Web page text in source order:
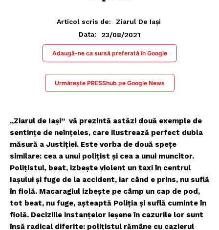
Articol scris de:
Ziarul De Iași
Data:
23/08/2021
Adaugă-ne ca sursă preferată în Google
Urmărește PRESShub pe Google News
„Ziarul de Iaşi” vă prezintă astăzi două exemple de
sentinţe de neînţeles, care ilustrează perfect dubla
măsură a Justiţiei. Este vorba de două speţe
similare: cea a unui poliţist şi cea a unui muncitor.
Poliţistul, beat, izbeşte violent un taxi în centrul
Iaşului şi fuge de la accident, iar când e prins, nu suflă
în fiolă. Macaragiul izbeşte pe câmp un cap de pod,
tot beat, nu fuge, aşteaptă Poliţia şi suflă cuminte în
fiolă. Deciziile instanţelor ieşene în cazurile lor sunt
însă radical diferite: poliţistul rămâne cu cazierul